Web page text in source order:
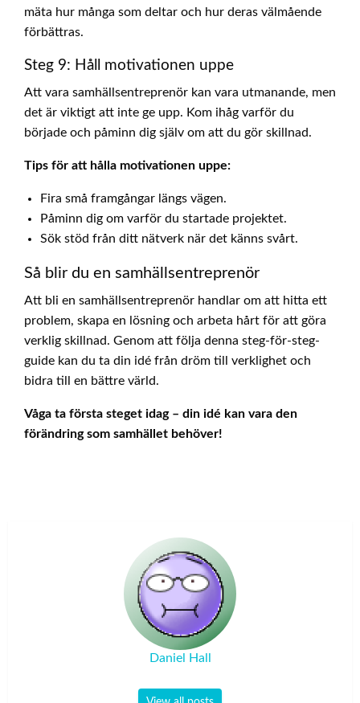
mäta hur många som deltar och hur deras välmående
förbättras.
Steg 9: Håll motivationen uppe
Att vara samhällsentreprenör kan vara utmanande, men
det är viktigt att inte ge upp. Kom ihåg varför du
började och påminn dig själv om att du gör skillnad.
Tips för att hålla motivationen uppe:
Fira små framgångar längs vägen.
Påminn dig om varför du startade projektet.
Sök stöd från ditt nätverk när det känns svårt.
Så blir du en samhällsentreprenör
Att bli en samhällsentreprenör handlar om att hitta ett
problem, skapa en lösning och arbeta hårt för att göra
verklig skillnad. Genom att följa denna steg-för-steg-
guide kan du ta din idé från dröm till verklighet och
bidra till en bättre värld.
Våga ta första steget idag – din idé kan vara den
förändring som samhället behöver!
Daniel Hall